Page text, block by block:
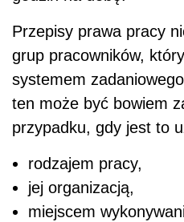
Przepisy prawa pracy
grup pracowników,
systemem
ten może być bowiem
przypadku, gdy jest to
rodzajem pracy,
jej organizacją,
miejscem